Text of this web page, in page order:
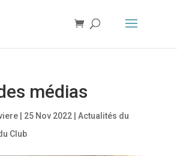
médias
| 25 Nov 2022| Actualités du
Club